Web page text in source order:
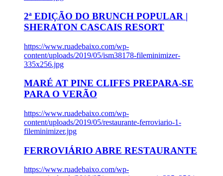
2ª EDIÇÃO DO BRUNCH POPULAR |
SHERATON CASCAIS RESORT
https://www.ruadebaixo.com/wp-
content/uploads/2019/05/ism38178-fileminimizer-
335x256.jpg
MARÉ AT PINE CLIFFS PREPARA-SE
PARA O VERÃO
https://www.ruadebaixo.com/wp-
content/uploads/2019/05/restaurante-ferroviario-1-
fileminimizer.jpg
FERROVIÁRIO ABRE RESTAURANTE
https://www.ruadebaixo.com/wp-